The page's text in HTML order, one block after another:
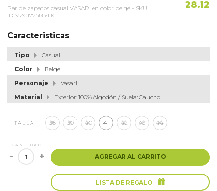
28.12
Par de zapatos casual VASARI en color beige - SKU
ID: VZC177568-BG
Caracteristicas
Tipo
Casual
Color
Beige
Personaje
Vasari
Material
Exterior: 100% Algodón / Suela: Caucho
TALLA 38 39 40 41 42 43 44
CANTIDAD
- + AGREGAR AL CARRITO
LISTA DE REGALO 